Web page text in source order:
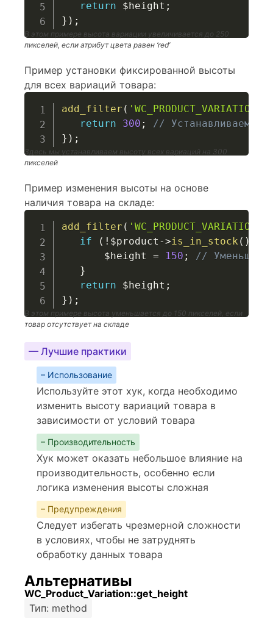
return $height ;
} ) ;
В этом примере высота вариации увеличивается до 250
пикселей, если атрибут цвета равен ‘red’
Пример установки фиксированной высоты
для всех вариаций товара:
add_filter (
return
300 ;
// Устанавливаем
} ) ;
Здесь мы устанавливаем высоту всех вариаций на 300
пикселей
Пример изменения высоты на основе
наличия товара на складе:
add_filter (
if
( ! $product ->is_in_stock ( )
$height
= 150 ;
// Уменьшаем
}
return
$height ;
} ) ;
В этом примере высота уменьшается до 150 пикселей, если
товар отсутствует на складе
— Лучшие практики
– Использование
Используйте этот хук, когда необходимо
изменить высоту вариаций товара в
зависимости от условий товара
– Производительность
Хук может оказать небольшое влияние на
производительность, особенно если
логика изменения высоты сложная
– Предупреждения
Следует избегать чрезмерной сложности
в условиях, чтобы не затруднять
обработку данных товара
Альтернативы
WC_Product_Variation::get_height
Тип: method